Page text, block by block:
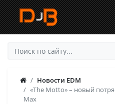
Новости EDM
«The Motto» – новый
Max